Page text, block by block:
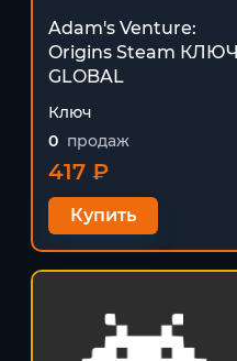
Adam's Venture:
Origins Steam КЛЮЧ
GLOBAL
Ключ
0 продаж
417 ₽
Купить